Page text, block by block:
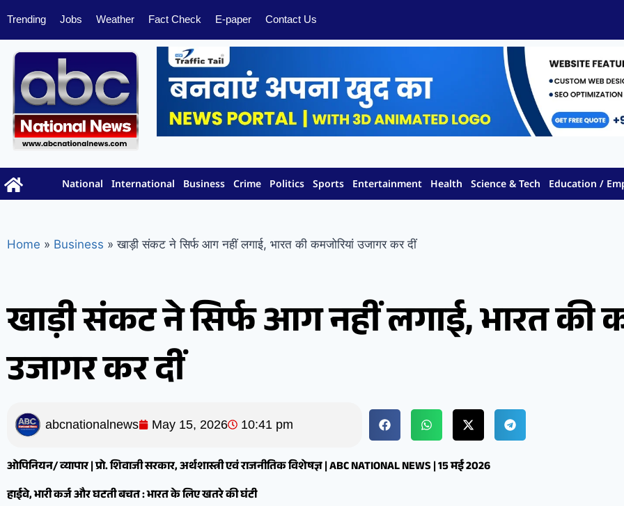
Trending Jobs Weather Fact Check E-paper Contact Us
National International Business Crime Politics Sports Entertainment Health Science & Tech Education /
Home » Business » खाड़ी संकट ने सिर्फ आग नहीं लगाई, भारत की कमजोरियां उजागर कर दीं
खाड़ी संकट ने सिर्फ आग नहीं लगाई, भारत की
उजागर कर दीं
abcnationalnews May 15, 2026 10:41 pm
ओपिनियन/ व्यापार | प्रो. शिवाजी सरकार, अर्थशास्त्री एवं राजनीतिक विशेषज्ञ | ABC NATIONAL NEWS | 15 मई 2026
हाईवे, भारी कर्ज और घटती बचत : भारत के लिए खतरे की घंटी